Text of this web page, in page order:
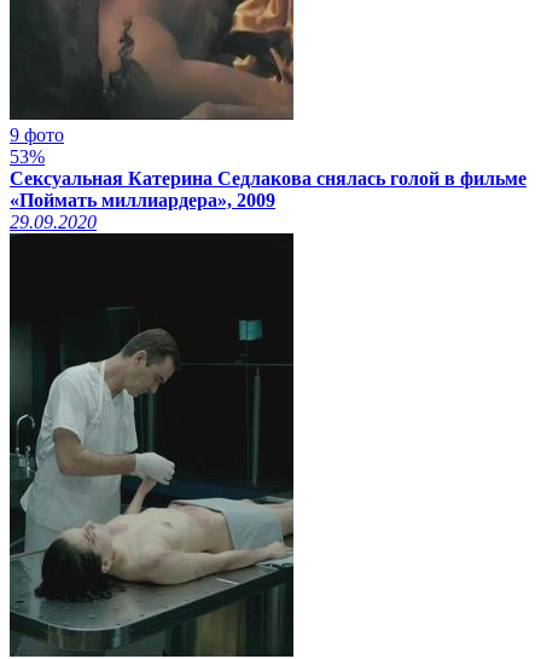
9 фото
53%
Сексуальная Катерина Седлакова снялась голой в фильме
«Поймать миллиардера», 2009
29.09.2020